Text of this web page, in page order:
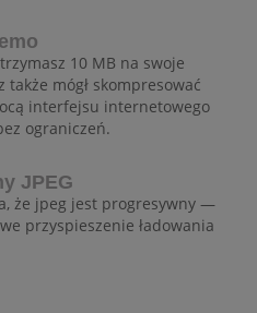
10 MB na swoje
także mógł skompresować
interfejsu internetowego
ograniczeń.
JPEG
że jpeg jest progresywny —
przyspieszenie ładowania